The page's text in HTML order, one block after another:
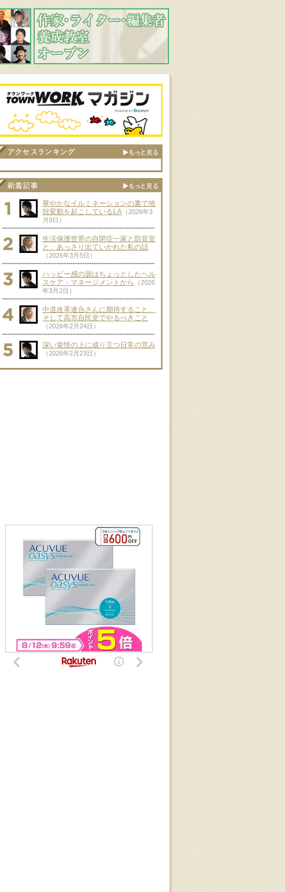
華やかなイルミネーションの裏で地
殻変動を起こしているLA （2026年3
月9日）
生活保護世帯の自閉症一家と防音室
と、あっさり出ていかれた私の話
（2026年3月5日）
ハッピー感の源はちょっとしたヘル
スケア・マネージメントから
（2026
年3月2日）
中道改革連合さんに期待すること、
そして高市自民党でやるべきこと
（2026年2月24日）
深い覚悟の上に成り立つ日常の営み
（2026年2月23日）